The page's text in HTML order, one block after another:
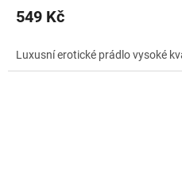
549 Kč
Luxusní erotické prádlo vysoké